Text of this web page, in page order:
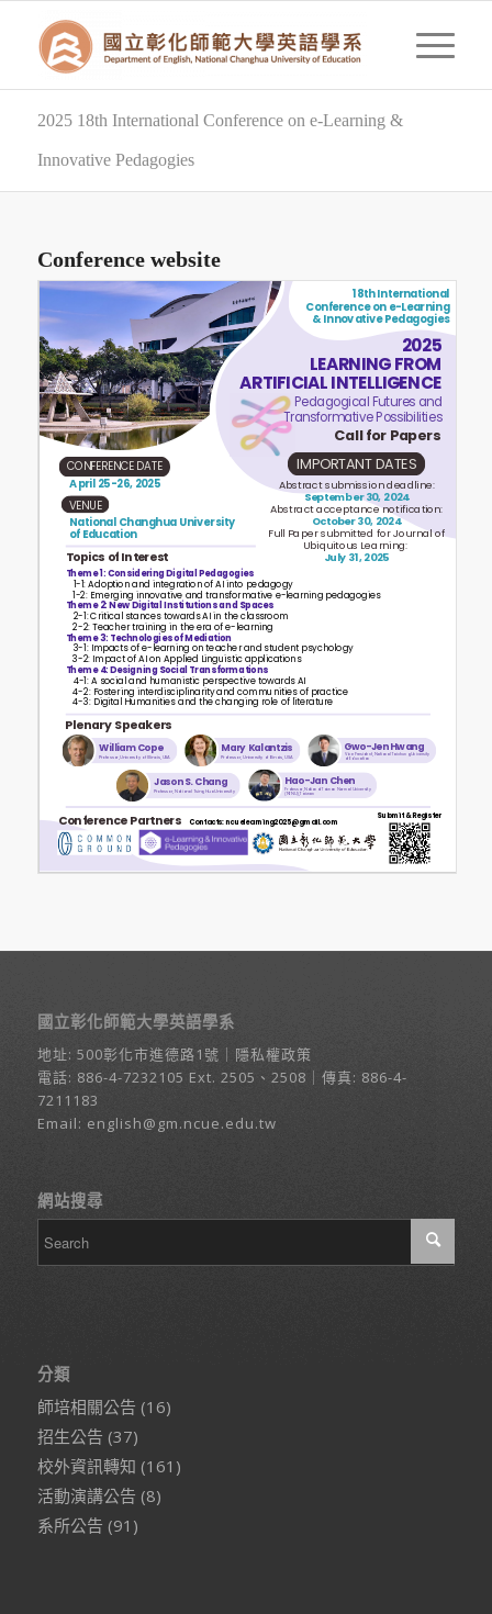
2025 18th International Conference on e-Learning &
Innovative Pedagogies
Conference website
國立彰化師範大學英語學系
地址: 500彰化市進德路1號 ｜ 隱私權政策
電話: 886-4-7232105 Ext. 2505、2508｜傳真: 886-4-
7211183
Email: english@gm.ncue.edu.tw
網站搜尋
分類
師培相關公告 (16)
招生公告 (37)
校外資訊轉知 (161)
活動演講公告 (8)
系所公告 (91)